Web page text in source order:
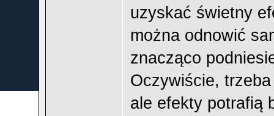
uzyskać świetny
można odnowić
znacząco
Oczywiście,
ale efekty potrafią